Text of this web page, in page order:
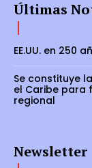
Últimas
EE.UU. en 250
Se constituye
el Caribe para
regional
Newsletter